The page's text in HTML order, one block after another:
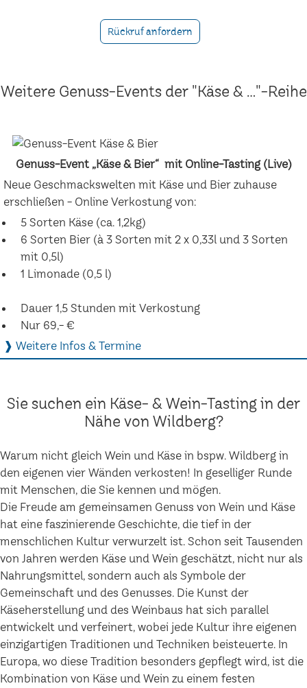
Rückruf anfordern
Weitere Genuss-Events der "Käse & ..."-Reihe
Genuss-Event „Käse & Bier“ mit Online-Tasting (Live)
Neue Geschmackswelten mit Käse und Bier zuhause
erschließen - Online Verkostung von:
5 Sorten Käse (ca. 1,2kg)
6 Sorten Bier (à 3 Sorten mit 2 x 0,33l und 3 Sorten
mit 0,5l)
1 Limonade (0,5 l)
Dauer 1,5 Stunden mit Verkostung
Nur 69,- €
❱ Weitere Infos & Termine
Sie suchen ein Käse- & Wein-Tasting in der
Nähe von Wildberg?
Warum nicht gleich Wein und Käse in bspw. Wildberg in
den eigenen vier Wänden verkosten! In geselliger Runde
mit Menschen, die Sie kennen und mögen.
Die Freude am gemeinsamen Genuss von Wein und Käse
hat eine faszinierende Geschichte, die tief in der
menschlichen Kultur verwurzelt ist. Schon seit Tausenden
von Jahren werden Käse und Wein geschätzt, nicht nur als
Nahrungsmittel, sondern auch als Symbole der
Gemeinschaft und des Genusses. Die Kunst der
Käseherstellung und des Weinbaus hat sich parallel
entwickelt und verfeinert, wobei jede Kultur ihre eigenen
einzigartigen Traditionen und Techniken beisteuerte. In
Europa, wo diese Tradition besonders gepflegt wird, ist die
Kombination von Käse und Wein zu einem festen